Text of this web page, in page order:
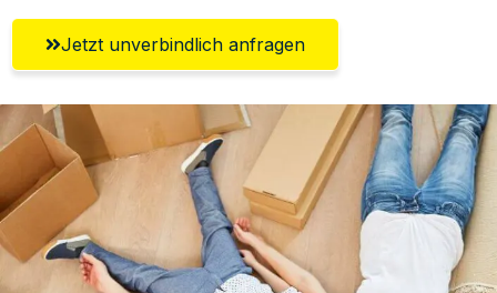
Jetzt unverbindlich anfragen